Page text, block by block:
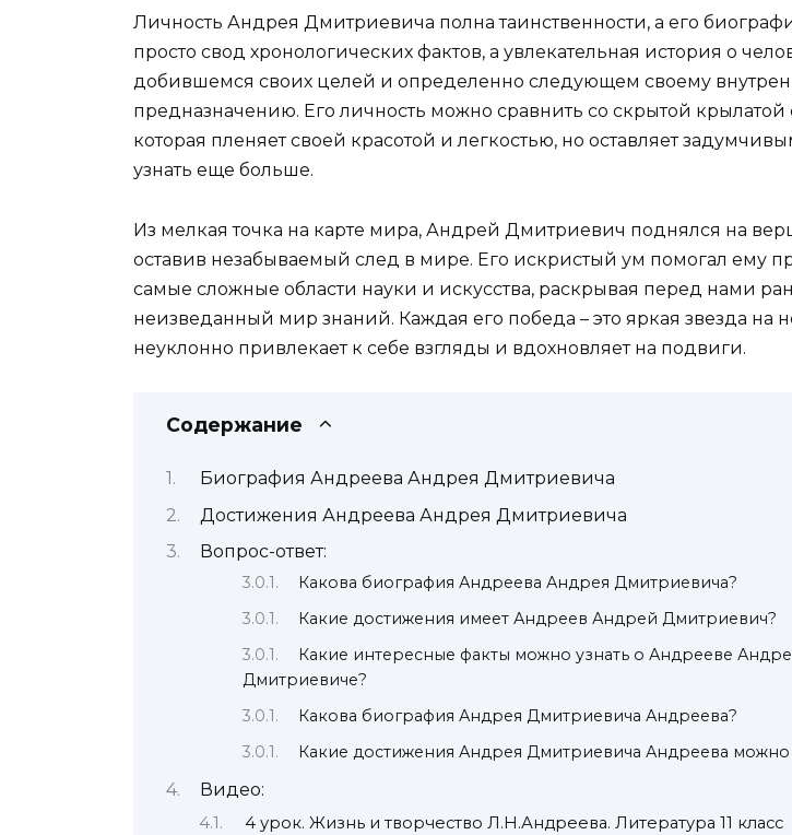
Личность Андрея Дмитриевича полна таинственности, а его
просто свод хронологических фактов, а увлекательная история о
добившемся своих целей и определенно следующем своему
предназначению. Его личность можно сравнить со скрытой крылатой
которая пленяет своей красотой и легкостью, но оставляет
узнать еще больше.
Из мелкая точка на карте мира, Андрей Дмитриевич поднялся на
оставив незабываемый след в мире. Его искристый ум помогал ему
самые сложные области науки и искусства, раскрывая перед нами
неизведанный мир знаний. Каждая его победа – это яркая звезда на
неуклонно привлекает к себе взгляды и вдохновляет на подвиги.
Содержание
Биография Андреева Андрея Дмитриевича
Достижения Андреева Андрея Дмитриевича
Вопрос-ответ:
Какова биография Андреева Андрея Дмитриевича?
Какие достижения имеет Андреев Андрей Дмитриевич?
Какие интересные факты можно узнать о Андрееве
Дмитриевиче?
Какова биография Андрея Дмитриевича Андреева?
Какие достижения Андрея Дмитриевича Андреева можно
Видео:
4 урок. Жизнь и творчество Л.Н.Андреева. Литература 11 класс